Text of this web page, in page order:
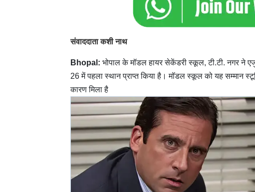
संवाददाता कशी नाथ
Bhopal: भोपाल के मॉडल हायर सेकेंडरी स्कूल, टी.टी. नगर ने
26 में पहला स्थान प्राप्त किया है। मॉडल स्कूल को यह सम्मान
कारण मिला है